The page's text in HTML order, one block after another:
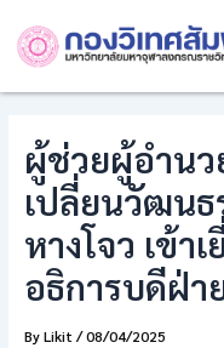
content
ผู้ช่วยผู้อำน
เปลี่ยนวัฒน
หางโจว เข้า
อธิการบดีฝ่า
ByLikit/08/04/2025
navigation